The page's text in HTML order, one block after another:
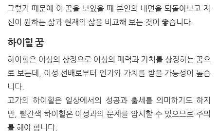
그렇기 때문에 이 꿈을 보았을 때 본인의 내면을 되돌아보고 자
신이 원하는 삶과 현재의 삶을 비교해 보는 것이 좋습니다.
하이힐 꿈
하이힐은 여성의 상징으로 여성의 매력과 가치를 상징하는 꿈으
로 보는데, 이성 선배로부터 인기와 가치를 받을 가능성이 높습
니다.
고가의 하이힐은 일상에서의 성공과 출세를 의미하기도 하지
만, 빨간색 하이힐은 이성과의 문제를 암시할 수 있으므로 주의
를 해야 합니다.